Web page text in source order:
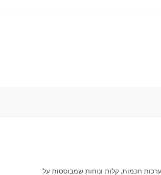
חכמות, קלות ונוחות שמבוססות על